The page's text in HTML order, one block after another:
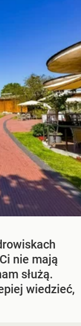
nie mają
służą.
wiedzieć,